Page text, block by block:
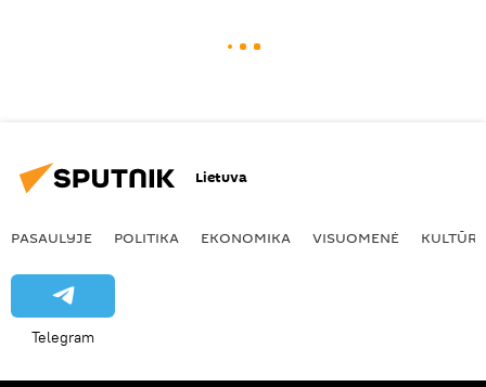
Lietuva
PASAULYJE POLITIKA EKONOMIKA VISUOMENĖ KULTŪRA
Telegram